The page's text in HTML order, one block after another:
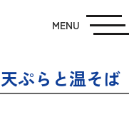
MENU
ぷらと温そば